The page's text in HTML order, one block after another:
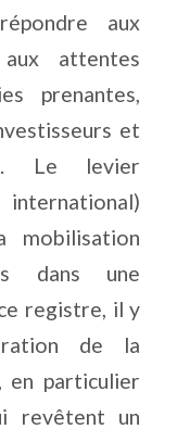
aux
attentes
prenantes,
et
Le levier
mobilisation
dans une
registre, il y
de la
en particulier
revêtent un